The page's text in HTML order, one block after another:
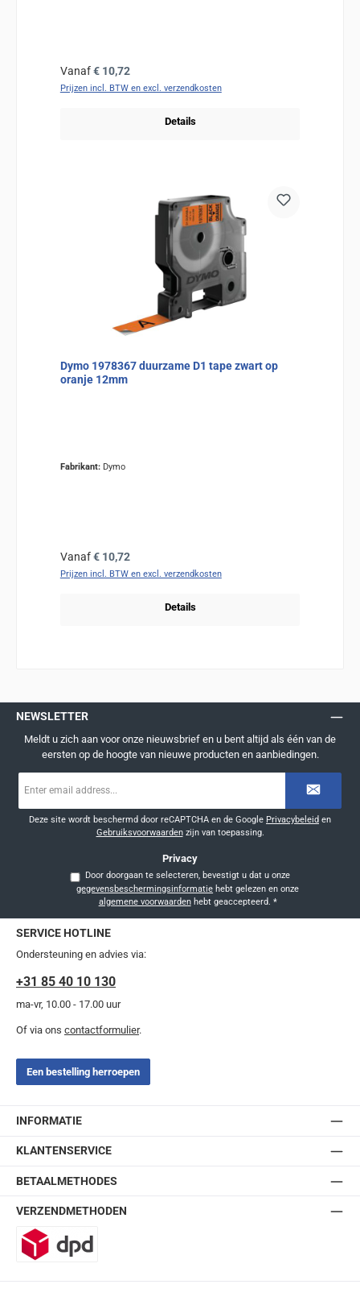
Normale prijs:
Vanaf€ 10,72
Prijzen incl. BTW en excl. verzendkosten
Details
Dymo 1978367 duurzame D1 tape zwart op
oranje 12mm
Fabrikant: Dymo
Normale prijs:
Vanaf€ 10,72
Prijzen incl. BTW en excl. verzendkosten
Details
NEWSLETTER
Meldt u zich aan voor onze nieuwsbrief en u bent altijd als één van de
eersten op de hoogte van nieuwe producten en aanbiedingen.
mailadres
Deze site wordt beschermd door reCAPTCHA en de Google Privacybeleid en
Gebruiksvoorwaardenzijn van toepassing.
Privacy
Door doorgaan te selecteren, bevestigt u dat u onze
gegevensbeschermingsinformatie
algemene voorwaardenhebt geaccepteerd. *
SERVICE HOTLINE
Ondersteuning en advies via:
+31 85 40 10 130
ma-vr, 10.00 - 17.00 uur
Of via ons contactformulier.
Een bestelling herroepen
INFORMATIE
KLANTENSERVICE
BETAALMETHODES
VERZENDMETHODEN